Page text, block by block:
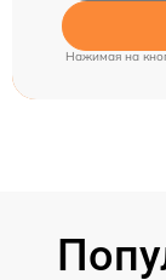
Нажимая на